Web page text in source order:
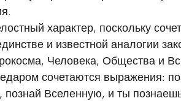
характер, поскольку
и известной аналогии
Человека, Общества и
сочетаются выражения:
Вселенную, и ты